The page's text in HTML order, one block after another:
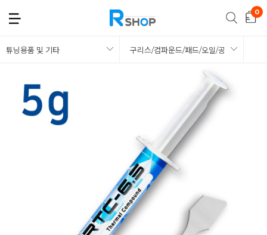
튜닝용품 및 기타 구리스/컴파운드/패드/오일/공구